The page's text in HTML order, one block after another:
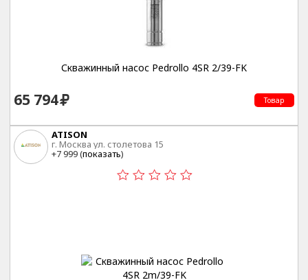
Скважинный насос Pedrollo 4SR 2/39-FK
65 794 Товар
ATISON
г. Москва ул. столетова 15
+7 999 (показать)